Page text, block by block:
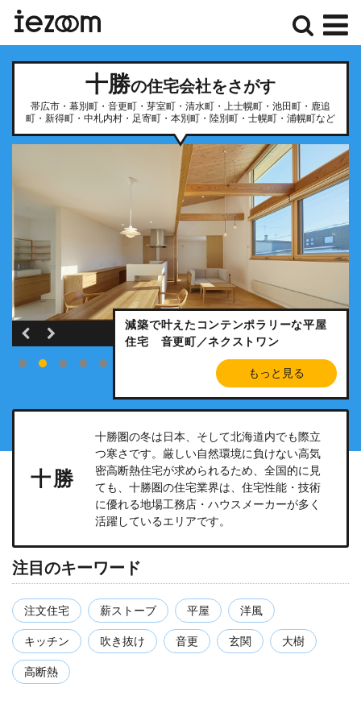
ー
十勝の住宅会社をさがす
帯広市・幕別町・音更町・芽室町・清水町・上士幌町・池田町・鹿追
町・新得町・中札内村・足寄町・本別町・陸別町・士幌町・浦幌町など
オープンガレージ＋吹き抜け階段のコ
ンセプトハウスが完成 帯広市／ヨツ
モクサイド
もっと見る
減築で叶えたコンテンポラリーな平屋
住宅 音更町／ネクストワン
もっと見る
真冬も発電！移住して10年のシニアラ
イフと住まい／十勝・赤坂建設
もっと見る
決め手は「人の温かさ」。吟味した間
取りで農繁期も快適に／足寄町Ｈさん
もっと見る
ゴルフ＆シアタールームで趣味も充
実。こだわりの和モダン住宅/帯広市Ｋ
さん
もっと見る
十勝
十勝圏の冬は日本、そして北海道内でも際立
つ寒さです。厳しい自然環境に負けない高気
密高断熱住宅が求められるため、全国的に見
ても、十勝圏の住宅業界は、住宅性能・技術
に優れる地場工務店・ハウスメーカーが多く
活躍しているエリアです。
注目のキーワード
注文住宅 薪ストーブ 平屋 洋風
キッチン 吹き抜け 音更 玄関 大樹
高断熱